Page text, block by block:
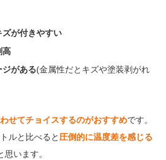
ズが付きやすい
高
がある(金属性だとキズや塗装剥がれ
せてチョイスするのがおすすめです。
ルと比べると 圧倒的に温度差を感じる
います。